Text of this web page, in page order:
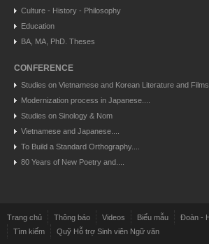
Culture - History - Philosophy
Education
BA, MA, PhD. Theses
CONFERENCE
Studies on Vietnamese and Korean Literature and Films
Modernization process in Japanese....
Studies on Sinology & Nom
Vietnamese and Japanese....
To Build a Standard Orthography....
80 Years of New Poetry and....
Trang chủ Thông báo Videos Biểu mẫu
Đoàn -
Tìm kiếm
Quỹ Hỗ trợ Sinh viên Ngữ văn